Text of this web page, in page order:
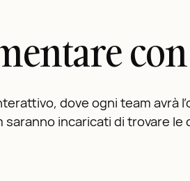
dove ogni team avrà
incaricati di trovare